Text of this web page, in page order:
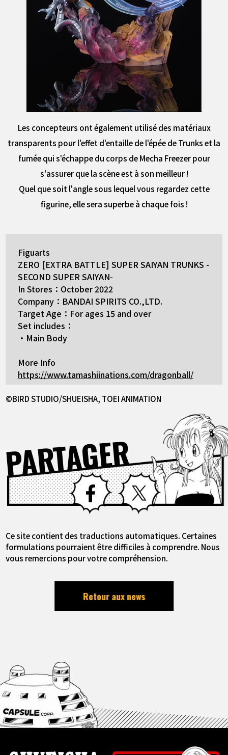
Les concepteurs ont également utilisé des matériaux
transparents pour l'effet d'entaille de l'épée de Trunks et la
fumée qui s'échappe du corps de Mecha Freezer pour
s'assurer que la scène est à son meilleur !
Quel que soit l'angle sous lequel vous regardez cette
figurine, elle sera superbe à chaque fois !
Figuarts
ZERO [EXTRA BATTLE] SUPER SAIYAN TRUNKS -
SECOND SUPER SAIYAN-
In Stores：October 2022
Company：BANDAI SPIRITS CO.,LTD.
Target Age：For ages 15 and over
Set includes：
・Main Body
More Info
https://www.tamashiinations.com/dragonball/
©BIRD STUDIO/SHUEISHA, TOEI ANIMATION
PARTAGERFacebook X
Ce site contient des traductions automatiques. Certaines
formulations pourraient être difficiles à comprendre. Nous
vous remercions pour votre compréhension.
Retour aux news